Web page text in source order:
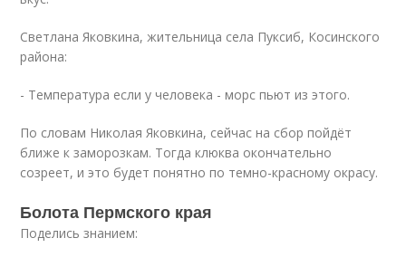
Светлана Яковкина, жительница села Пуксиб, Косинского
района:
- Температура если у человека - морс пьют из этого.
По словам Николая Яковкина, сейчас на сбор пойдёт
ближе к заморозкам. Тогда клюква окончательно
созреет, и это будет понятно по темно-красному окрасу.
Болота Пермского края
Поделись знанием: